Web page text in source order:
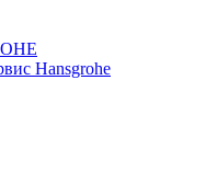
Hansgrohe